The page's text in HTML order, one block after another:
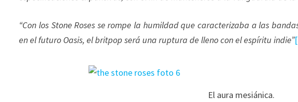
“Con los Stone Roses se rompe la humildad que caracterizaba a las
en el futuro Oasis, el britpop será una ruptura de lleno con el espíritu indie”
El aura mesiánica.